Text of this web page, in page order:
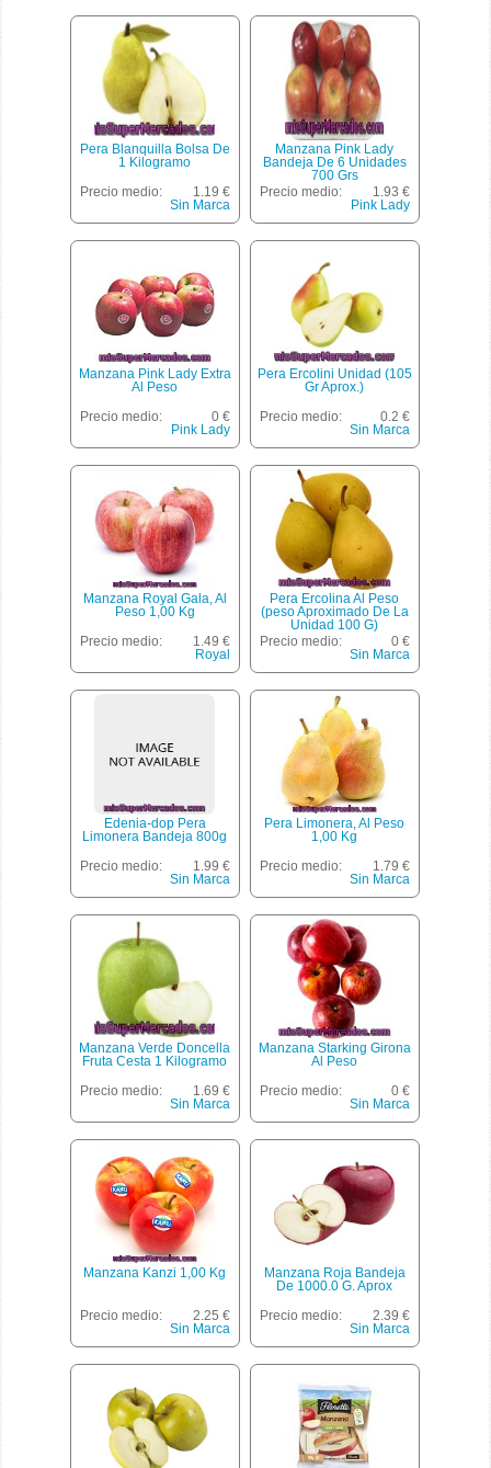
Pera Blanquilla Bolsa De
1 Kilogramo
Precio medio:
1.19 €
Sin Marca
Manzana Pink Lady
Bandeja De 6 Unidades
700 Grs
Precio medio:
1.93 €
Pink Lady
Manzana Pink Lady Extra
Al Peso
Precio medio:
0 €
Pink Lady
Pera Ercolini Unidad (105
Gr Aprox.)
Precio medio:
0.2 €
Sin Marca
Manzana Royal Gala, Al
Peso 1,00 Kg
Precio medio:
1.49 €
Royal
Pera Ercolina Al Peso
(peso Aproximado De La
Unidad 100 G)
Precio medio:
0 €
Sin Marca
Edenia-dop Pera
Limonera Bandeja 800g
Precio medio:
1.99 €
Sin Marca
Pera Limonera, Al Peso
1,00 Kg
Precio medio:
1.79 €
Sin Marca
Manzana Verde Doncella
Fruta Cesta 1 Kilogramo
Precio medio:
1.69 €
Sin Marca
Manzana Starking Girona
Al Peso
Precio medio:
0 €
Sin Marca
Manzana Kanzi 1,00 Kg
Precio medio:
2.25 €
Sin Marca
Manzana Roja Bandeja
De 1000.0 G. Aprox
Precio medio:
2.39 €
Sin Marca